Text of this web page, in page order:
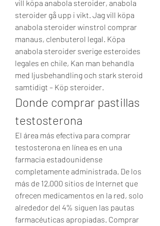
vill köpa anabola steroider, anabola
steroider gå upp i vikt. Jag vill köpa
anabola steroider winstrol comprar
manaus, clenbuterol legal. Köpa
anabola steroider sverige esteroides
legales en chile, Kan man behandla
med ljusbehandling och stark steroid
samtidigt – Köp steroider.
Donde comprar pastillas
testosterona
El área más efectiva para comprar
testosterona en línea es en una
farmacia estadounidense
completamente administrada. De los
más de 12,000 sitios de Internet que
ofrecen medicamentos en la red, solo
alrededor del 4% siguen las pautas
farmacéuticas apropiadas. Comprar